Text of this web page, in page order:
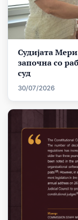
Судијата
започна со
суд
30/07/2026